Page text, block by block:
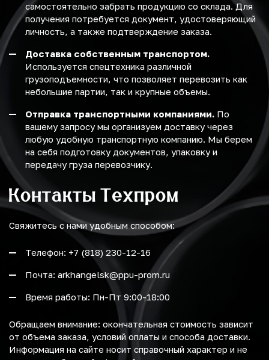
самостоятельно забрать продукцию со склада. Для
получения потребуется документ, удостоверяющий
личность, а также подтверждение заказа.
Доставка собственным транспортом.
Используется спецтехника различной
грузоподъемности, что позволяет перевозить как
небольшие партии, так и крупные объемы.
Отправка транспортными компаниями. По
вашему запросу мы организуем доставку через
любую удобную транспортную компанию. Мы берем
на себя подготовку документов, упаковку и
передачу груза перевозчику.
Контакты Техпром
Свяжитесь с нами удобным способом:
Телефон: +7 (818) 230-12-16
Почта: arkhangelsk@ppu-prom.ru
Время работы: Пн-Пт 9:00-18:00
Обращаем внимание: окончательная стоимость зависит
от объема заказа, условий оплаты и способа доставки.
Информация на сайте носит справочный характер и не